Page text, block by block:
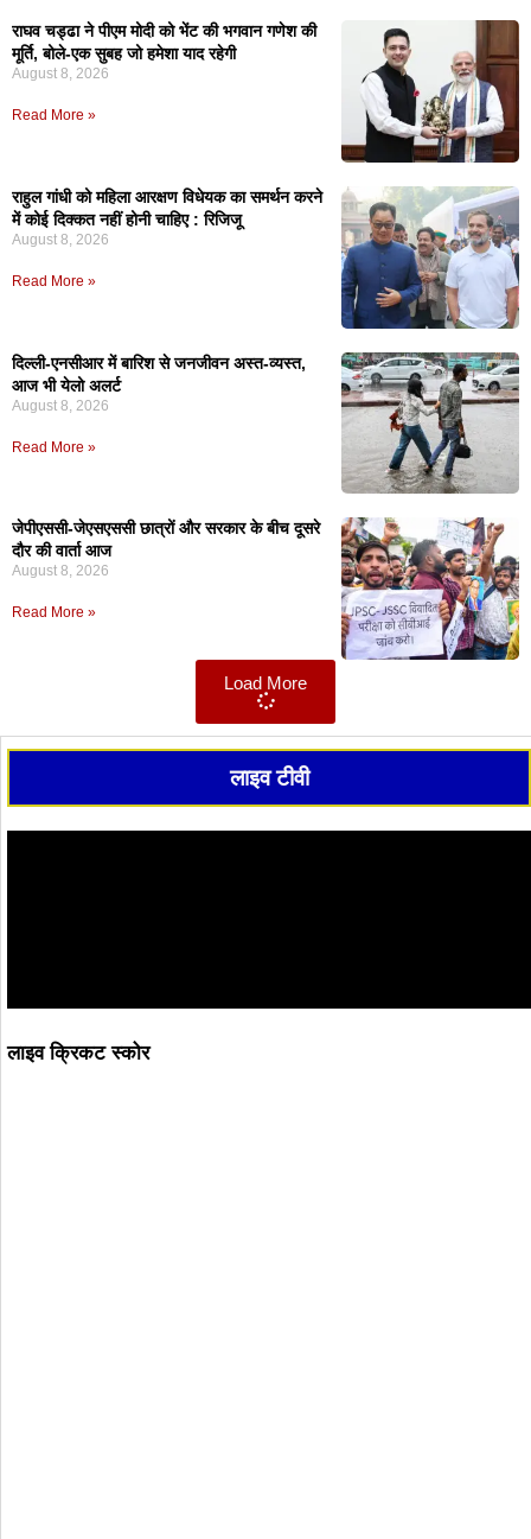
राघव चड्ढा ने पीएम मोदी को भेंट की भगवान गणेश की
मूर्ति, बोले-एक सुबह जो हमेशा याद रहेगी
August 8, 2026
Read More »
राहुल गांधी को महिला आरक्षण विधेयक का समर्थन करने
में कोई दिक्कत नहीं होनी चाहिए : रिजिजू
August 8, 2026
Read More »
दिल्ली-एनसीआर में बारिश से जनजीवन अस्त-व्यस्त,
आज भी येलो अलर्ट
August 8, 2026
Read More »
जेपीएससी-जेएसएससी छात्रों और सरकार के बीच दूसरे
दौर की वार्ता आज
August 8, 2026
Read More »
Load More
लाइव टीवी
लाइव क्रिकट स्कोर